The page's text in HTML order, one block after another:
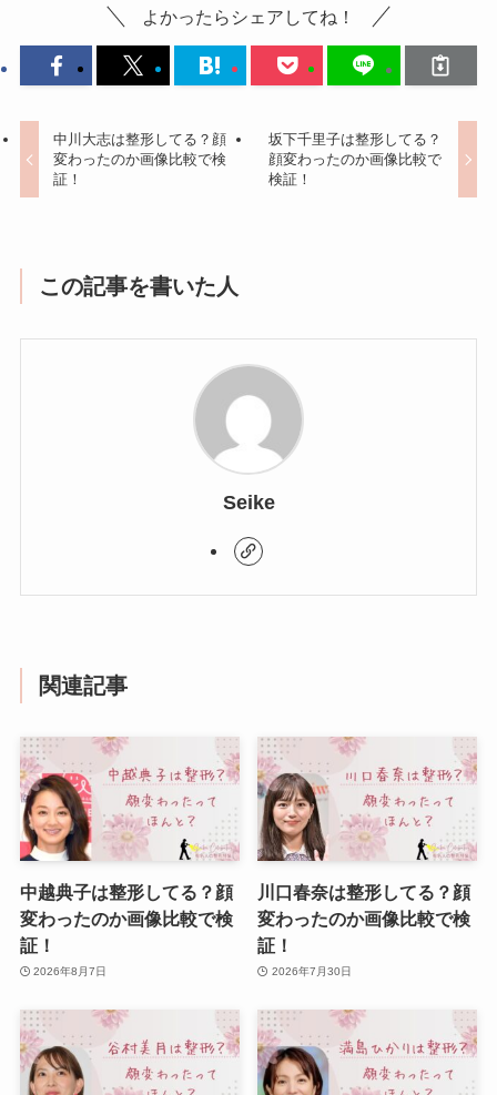
よかったらシェアしてね！
中川大志は整形してる？顔
変わったのか画像比較で検
証！
坂下千里子は整形してる？
顔変わったのか画像比較で
検証！
この記事を書いた人
Seike
関連記事
中越典子は整形してる？顔
変わったのか画像比較で検
証！
2026年8月7日
川口春奈は整形してる？顔
変わったのか画像比較で検
証！
2026年7月30日